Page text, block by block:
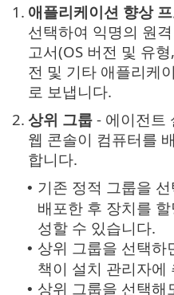
1. 애플리케이션 향상
선택하여 익명의 원
고서(OS 버전 및 유
전 및 기타 애플리케
로 보냅니다.
2. 상위 그룹 - 에이전트
웹 콘솔이 컴퓨터를
합니다.
• 기존 정적 그룹을
배포한 후 장치를
성할 수 있습니다.
• 상위 그룹을 선택하
책이 설치 관리자에
• 상위 그룹을 선택해